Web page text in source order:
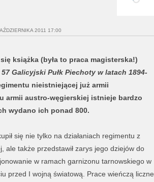
2011 17:00
książka (była to praca magisterska!)
Galicyjski Pułk Piechoty w latach 1894-
nieistniejącej już armii
armii austro-węgierskiej istnieje bardzo
wydano ich ponad 800.
się nie tylko na działaniach regimentu z
ale także przedstawił zarys jego dziejów do
w ramach garnizonu tarnowskiego w
przed I wojną światową. Prace wieńczą liczne